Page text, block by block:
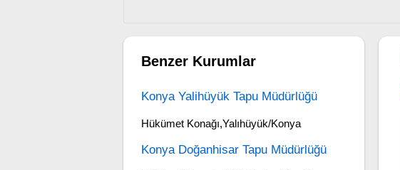
Benzer Kurumlar
Konya Yalihüyük Tapu Müdürlüğü
Hükümet Konağı,Yalıhüyük/Konya
Konya Doğanhisar Tapu Müdürlüğü